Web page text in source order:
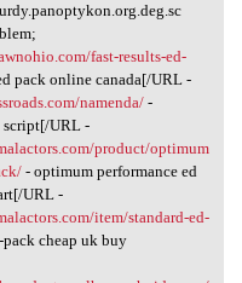
fast-results-ed-
pack online canada[/URL -
namenda/-
script[/URL -
product/optimum
- optimum performance ed
URL -
item/standard-ed-
cheap uk buy